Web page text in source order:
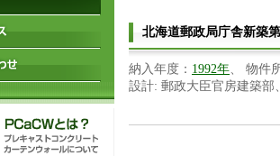
北海道郵政局庁舎新築
納入年度： 1992年 、 物件
設計: 郵政大臣官房建築部